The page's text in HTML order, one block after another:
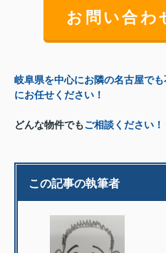
お問い合わ
岐阜県を中心にお隣の名古屋で
にお任せください！
どんな物件でもご相談ください！
この記事の執筆者